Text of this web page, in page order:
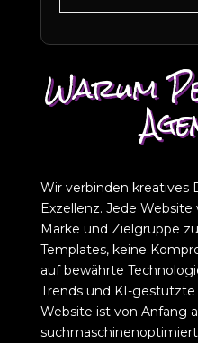
Warum
Wir verbinden kreatives
Exzellenz. Jede
Marke und Zielgruppe
Templates, keine
auf bewährte
Trends und KI-
Website ist von Anfang